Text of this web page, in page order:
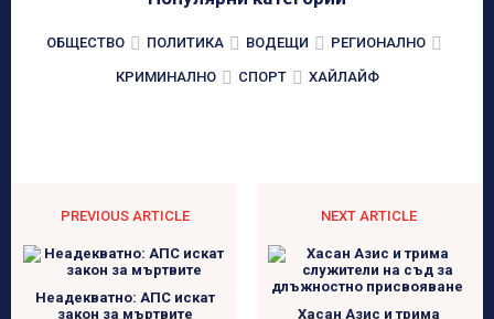
ОБЩЕСТВО ПОЛИТИКА ВОДЕЩИ РЕГИОНАЛНО
КРИМИНАЛНО СПОРТ ХАЙЛАЙФ
PREVIOUS ARTICLE
Неадекватно: АПС искат
закон за мъртвите
NEXT ARTICLE
Хасан Азис и трима